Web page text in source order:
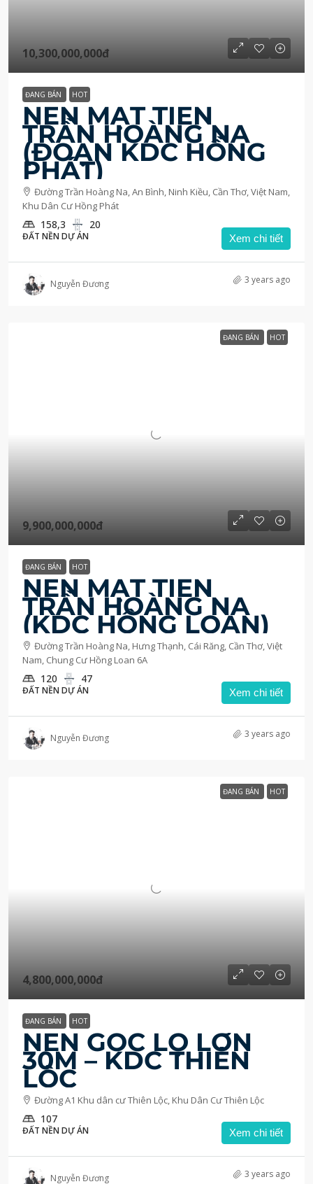
10,300,000,000đ
ĐANG BÁN HOT
NỀN MẶT TIỀN
TRẦN HOÀNG NA
(ĐOẠN KDC HỒNG
PHÁT)
Đường Trần Hoàng Na, An Bình, Ninh Kiều, Cần Thơ, Việt Nam,
Khu Dân Cư Hồng Phát
158,3 20
ĐẤT NỀN DỰ ÁN Xem chi tiết
Nguyễn Đương 3 years ago
ĐANG BÁN HOT
9,900,000,000đ
ĐANG BÁN HOT
NỀN MẶT TIỀN
TRẦN HOÀNG NA
(KDC HỒNG LOAN)
Đường Trần Hoàng Na, Hưng Thạnh, Cái Răng, Cần Thơ, Việt
Nam, Chung Cư Hồng Loan 6A
120 47
ĐẤT NỀN DỰ ÁN Xem chi tiết
Nguyễn Đương 3 years ago
ĐANG BÁN HOT
4,800,000,000đ
ĐANG BÁN HOT
NỀN GỐC LỘ LỚN
30M – KDC THIÊN
LỘC
Đường A1 Khu dân cư Thiên Lộc, Khu Dân Cư Thiên Lộc
107
ĐẤT NỀN DỰ ÁN Xem chi tiết
Nguyễn Đương 3 years ago